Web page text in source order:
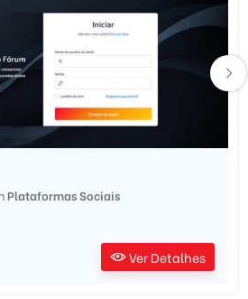
Plataformas Sociais
Ver Detalhes